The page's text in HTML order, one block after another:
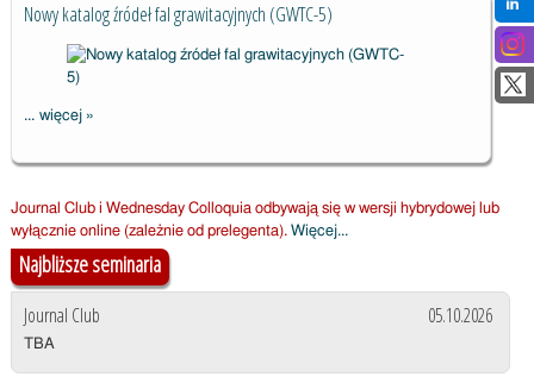
Particle Monitor
Nowy katalog źródeł fal grawitacyjnych (GWTC-5)
... więcej
źródeł fal
(GWTC-5)
»
Journal Club i Wednesday Colloquia odbywają się w wersji hybrydowej lub
wyłącznie online (zależnie od prelegenta). Więcej...o
Najbliższe seminaria
Journal Club 05.10.2026
TBA